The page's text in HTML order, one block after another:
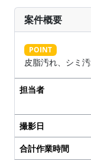
案件概要
POINT
皮脂汚れ、シミ
担当者
撮影日
合計作業時間